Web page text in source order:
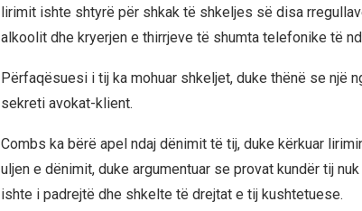
lirimit ishte shtyrë për shkak të shkeljes së disa
alkoolit dhe kryerjen e thirrjeve të shumta telefonike të
Përfaqësuesi i tij ka mohuar shkeljet, duke thënë se një
sekreti avokat-klient.
Combs ka bërë apel ndaj dënimit të tij, duke kërkuar
uljen e dënimit, duke argumentuar se provat kundër tij
ishte i padrejtë dhe shkelte të drejtat e tij kushtetuese.